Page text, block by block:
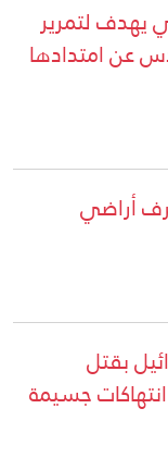
يهدف لتمرير
عن امتدادها
أراضي
بقتل
جسيمة